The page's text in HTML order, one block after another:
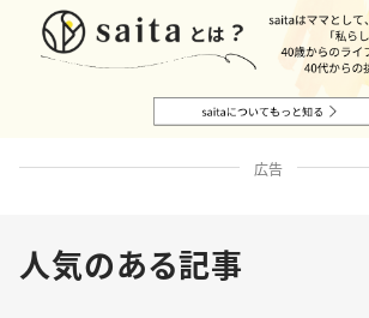
広告
人気のある記事